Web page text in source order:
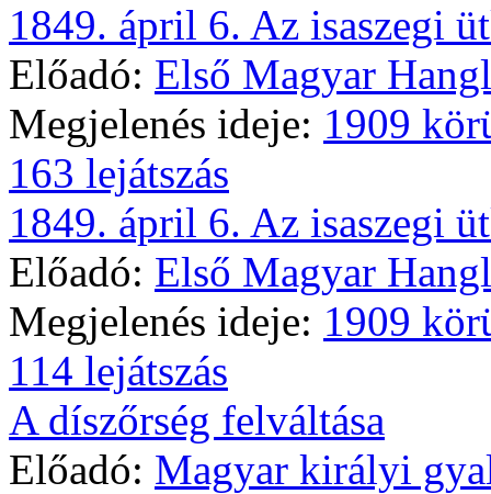
1849. ápril 6. Az isaszegi
Előadó: Első Magyar
Megjelenés ideje: 1909
163 lejátszás
1849. ápril 6. Az isaszegi
Előadó: Első Magyar
Megjelenés ideje: 1909
114 lejátszás
A díszőrség felváltása
Előadó: Magyar királyi